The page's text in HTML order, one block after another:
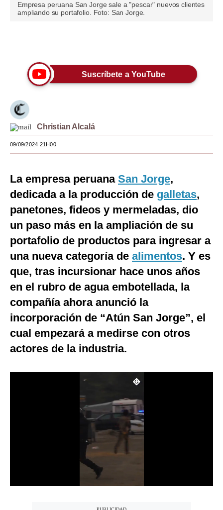
Tendencias
Moda
Mundo
España
Internacional
Tecnología
Club del Suscriptor
Mix
G de Gestión
Notas Contratadas
Podcast
Gestión TV
Empresa peruana San Jorge sale a "pescar" nuevos clientes
ampliando su portafolio. Foto: San Jorge.
Suscríbete a YouTube
Christian Alcalá
09/09/2024 21H00
La empresa peruana San Jorge,
dedicada a la producción de galletas,
panetones, fideos y mermeladas, dio
un paso más en la ampliación de su
portafolio de productos para ingresar a
una nueva categoría de alimentos. Y es
que, tras incursionar hace unos años
en el rubro de agua embotellada, la
compañía ahora anunció la
incorporación de “Atún San Jorge”, el
cual empezará a medirse con otros
actores de la industria.